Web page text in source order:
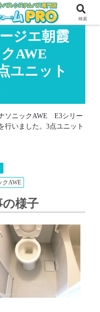
ジエ朝霞
AWE
ユニット
ソニックAWE E3シリー
行いました。3点ユニット
クAWE
様子
検索